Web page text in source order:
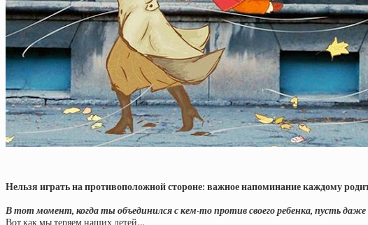
Нельзя играть на противоположной стороне: важное напоминание каждому
В тот момент, когда ты объединился с кем-то против своего ребенка, пусть
Вот как мы теряем наших детей…